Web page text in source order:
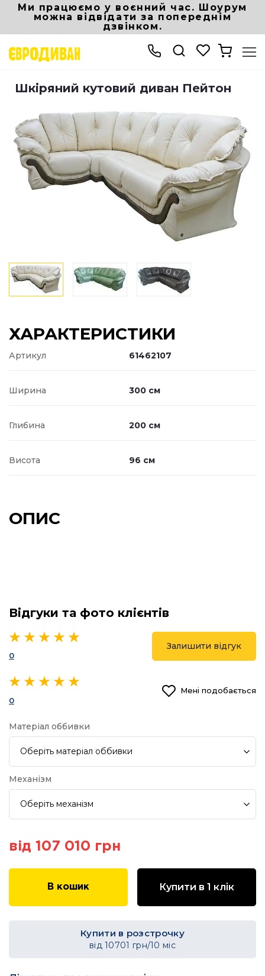
Ми працюємо у воєнний час. Шоурум
можна відвідати за попереднім
дзвінком.
Інтернет магазин Eurodivan
Шкіряний кутовий диван Пейтон
ХАРАКТЕРИСТИКИ
Артикул 61462107
Ширина 300 см
Глибина 200 см
Висота 96 см
ОПИС
Відгуки та фото клієнтів
0
Залишити відгук
0
Мені подобається
Матеріал оббивки
Оберіть матеріал оббивки
Механізм
Оберіть механізм
від 107 010 грн
В кошик Купити в 1 клік
Купити в розстрочку
від10701 грн/10 міс